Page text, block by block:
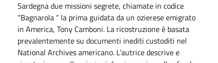
Sardegna due missioni segrete, chiamate in codice
“Bagnarola “ la prima guidata da un ozierese emigrato
in America, Tony Camboni. La ricostruzione è basata
prevalentemente su documenti inediti custoditi nel
National Archives americano. L’autrice descrive e